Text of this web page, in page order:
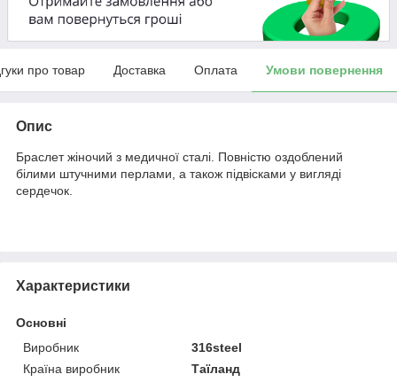
про товар Доставка Оплата Умови повернення
Опис
Браслет жіночий з медичної сталі. Повністю оздоблений
білими штучними перлами, а також підвісками у вигляді
сердечок.
Характеристики
Основні
Виробник
316steel
Країна виробник
Таїланд